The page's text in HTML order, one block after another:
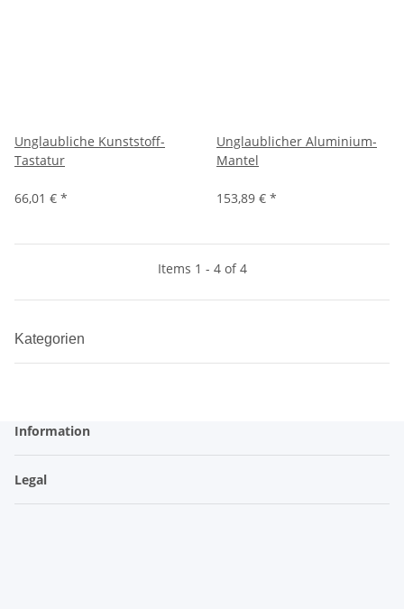
Unglaubliche Kunststoff-
Tastatur
66,01 € *
Unglaublicher Aluminium-
Mantel
153,89 € *
Items 1 - 4 of 4
Kategorien
Information
Legal